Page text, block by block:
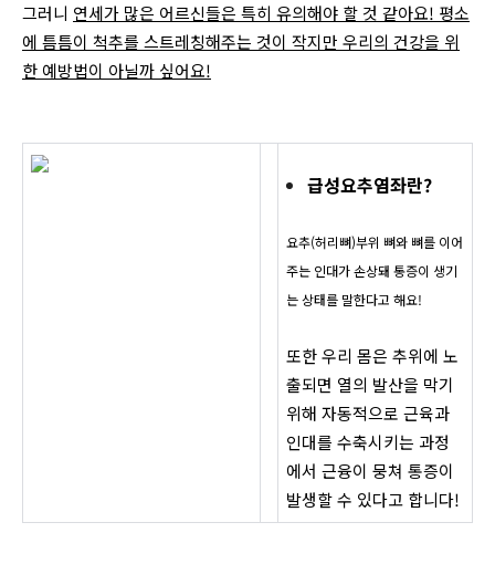
그러니 연세가 많은 어르신들은 특히 유의해야 할 것 같아요! 평소
에 틈틈이 척추를 스트레칭해주는 것이 작지만 우리의 건강을 위
한 예방법이 아닐까 싶어요!
급성요추염좌란?
요추(허리뼈)부위 뼈와 뼈를 이어
주는 인대가 손상돼 통증이 생기
는 상태를 말한다고 해요!
또한 우리 몸은 추위에 노
출되면 열의 발산을 막기
위해 자동적으로 근육과
인대를 수축시키는 과정
에서 근융이 뭉쳐 통증이
발생할 수 있다고 합니다!